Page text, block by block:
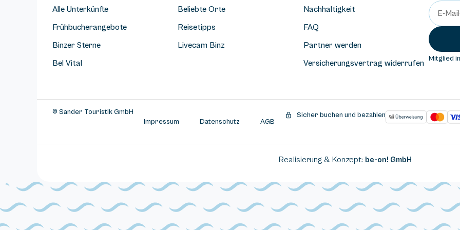
Alle Unterkünfte
Frühbucherangebote
Binzer Sterne
Bel Vital
Beliebte Orte
Reisetipps
Livecam Binz
Nachhaltigkeit
FAQ
Partner werden
Versicherungsvertrag widerrufen Mitglied
© Sander Touristik GmbH
Impressum
Datenschutz AGB
Sicher buchen und bezahlen
Realisierung & Konzept: be-on! GmbH